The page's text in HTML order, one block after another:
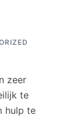
zeer
te
hulp te